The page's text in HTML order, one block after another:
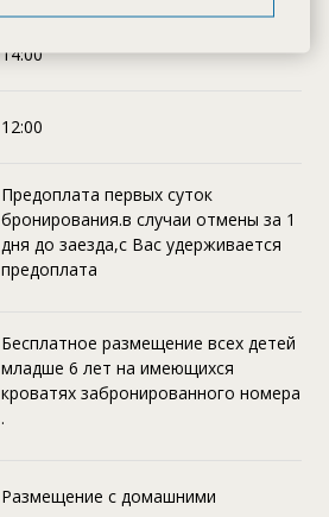
14:00
12:00
Предоплата первых суток
бронирования.в случаи отмены за 1
дня до заезда,с Вас удерживается
предоплата
Бесплатное размещение всех детей
младше 6 лет на имеющихся
кроватях забронированного номера
.
Размещение с домашними